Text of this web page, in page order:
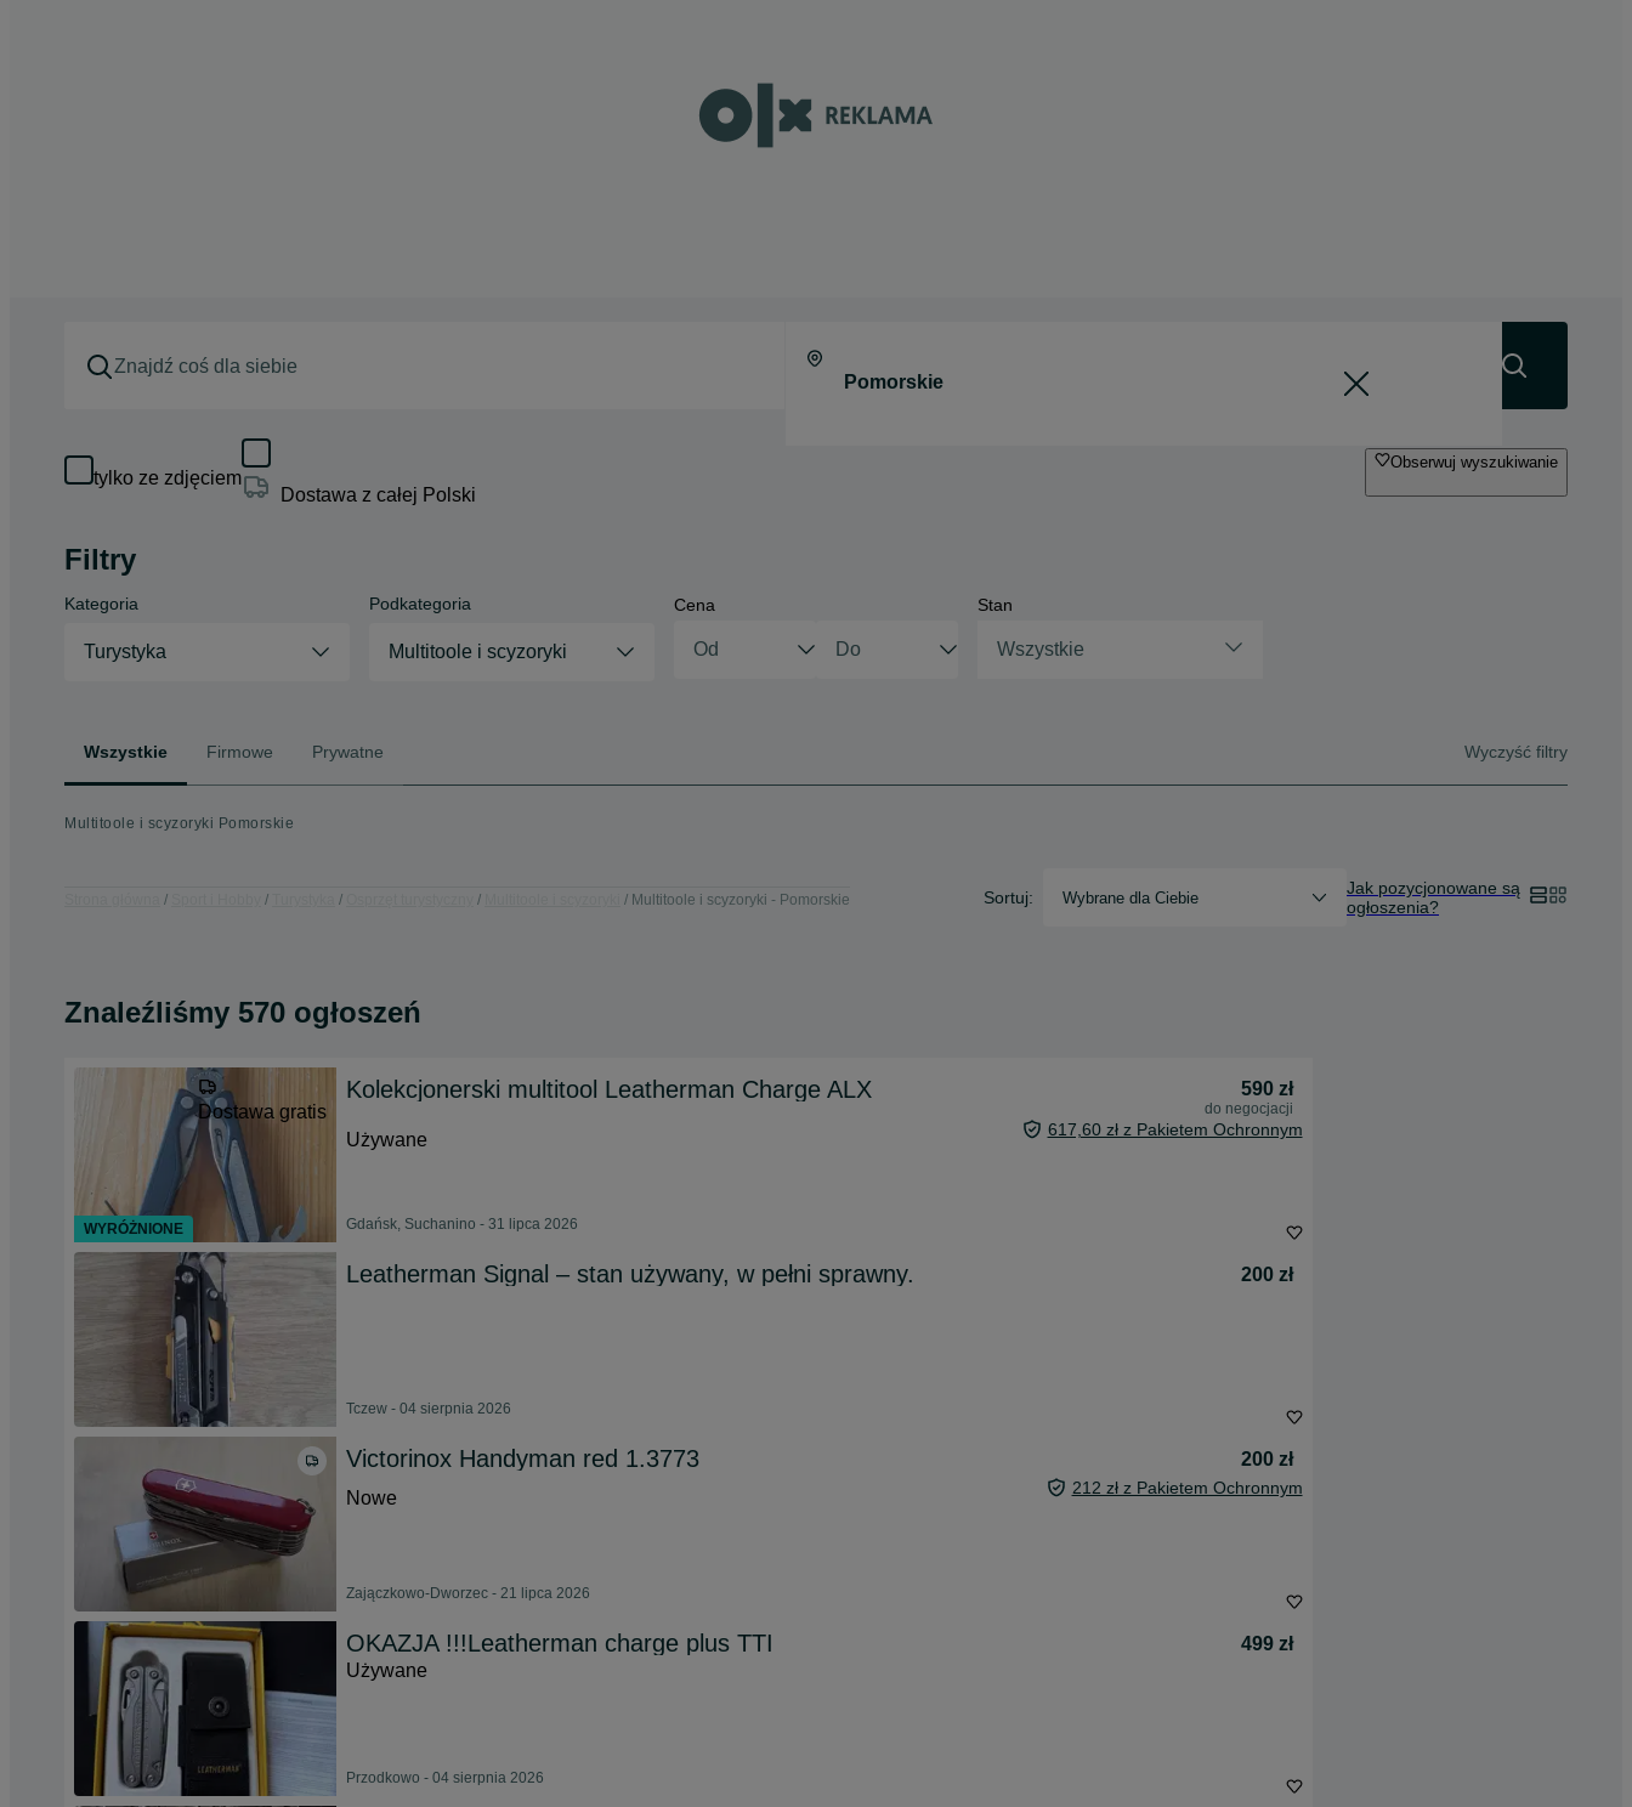
tylko ze zdjęciem
Dostawa z całej Polski
Obserwuj wyszukiwanie
Filtry
Kategoria
Turystyka
Podkategoria
Multitoole i scyzoryki
Cena Stan
Wszystkie
Wszystkie Firmowe Prywatne Wyczyść filtry
Multitoole i scyzoryki Pomorskie
Multitoole i scyzoryki - Pomorskie Sortuj: Wybrane dla Ciebie
Jak pozycjonowane są
ogłoszenia?
Znaleźliśmy 570 ogłoszeń
Dostawa gratis
Kolekcjonerski multitool Leatherman Charge ALX 590 zł
do negocjacji
Używane 617,60 zł z Pakietem Ochronnym
Gdańsk, Suchanino - 31 lipca 2026
Leatherman Signal – stan używany, w pełni sprawny. 200 zł
Tczew - 04 sierpnia 2026
Victorinox Handyman red 1.3773
200 zł
Nowe
212 zł z Pakietem Ochronnym
Zajączkowo-Dworzec - 21 lipca 2026
OKAZJA !!!Leatherman charge plus TTI
499 zł
Używane
Przodkowo - 04 sierpnia 2026
WYRÓŻNIONE